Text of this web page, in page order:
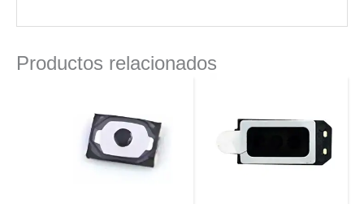
Productos relacionados